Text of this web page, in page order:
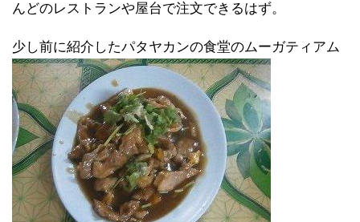
んどのレストランや屋台で注文できるはず。
少し前に紹介したパタヤカンの食堂のムーガティアム